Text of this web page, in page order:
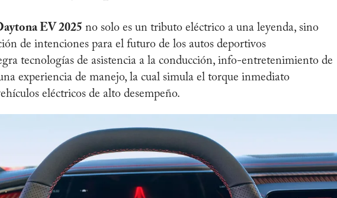
EV 2025 no solo es un tributo eléctrico a una leyenda, sino
de intenciones para el futuro de los autos deportivos
tecnologías de asistencia a la conducción, info-entretenimiento de
experiencia de manejo, la cual simula el torque inmediato
eléctricos de alto desempeño.